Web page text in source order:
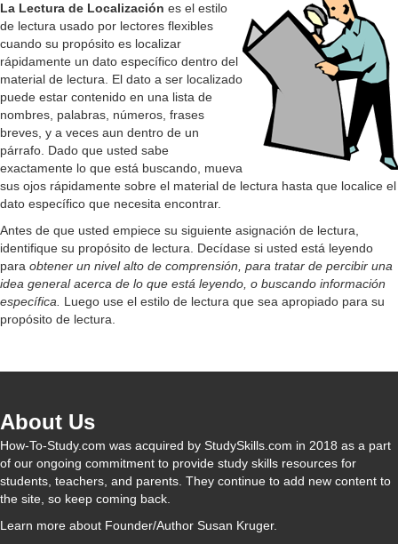
V
i
d
e
o
La Lectura de Localización es el estilo
de lectura usado por lectores flexibles
cuando su propósito es localizar
rápidamente un dato específico dentro del
material de lectura. El dato a ser localizado
puede estar contenido en una lista de
nombres, palabras, números, frases
breves, y a veces aun dentro de un
párrafo. Dado que usted sabe
exactamente lo que está buscando, mueva
sus ojos rápidamente sobre el material de lectura hasta que localice el
dato específico que necesita encontrar.
Antes de que usted empiece su siguiente asignación de lectura,
identifique su propósito de lectura. Decídase si usted está leyendo
para obtener un nivel alto de comprensión, para tratar de percibir una
idea general acerca de lo que está leyendo, o buscando información
específica. Luego use el estilo de lectura que sea apropiado para su
propósito de lectura.
About Us
How-To-Study.com was acquired by StudySkills.com in 2018 as a part
of our ongoing commitment to provide study skills resources for
students, teachers, and parents. They continue to add new content to
the site, so keep coming back.
Learn more about Founder/Author Susan Kruger.